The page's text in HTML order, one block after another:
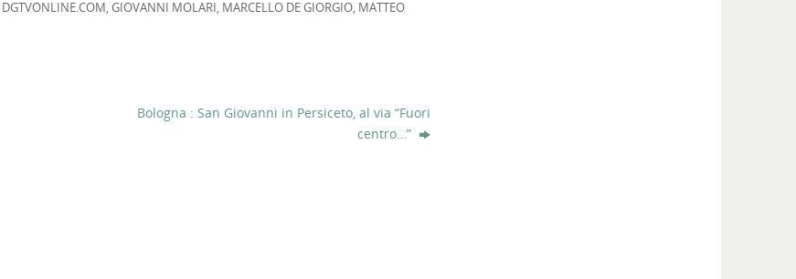
DGTVONLINE.COM,GIOVANNI MOLARI, MARCELLO DE GIORGIO, MATTEO
Bologna : San Giovanni in Persiceto, al via “Fuori
centro…”